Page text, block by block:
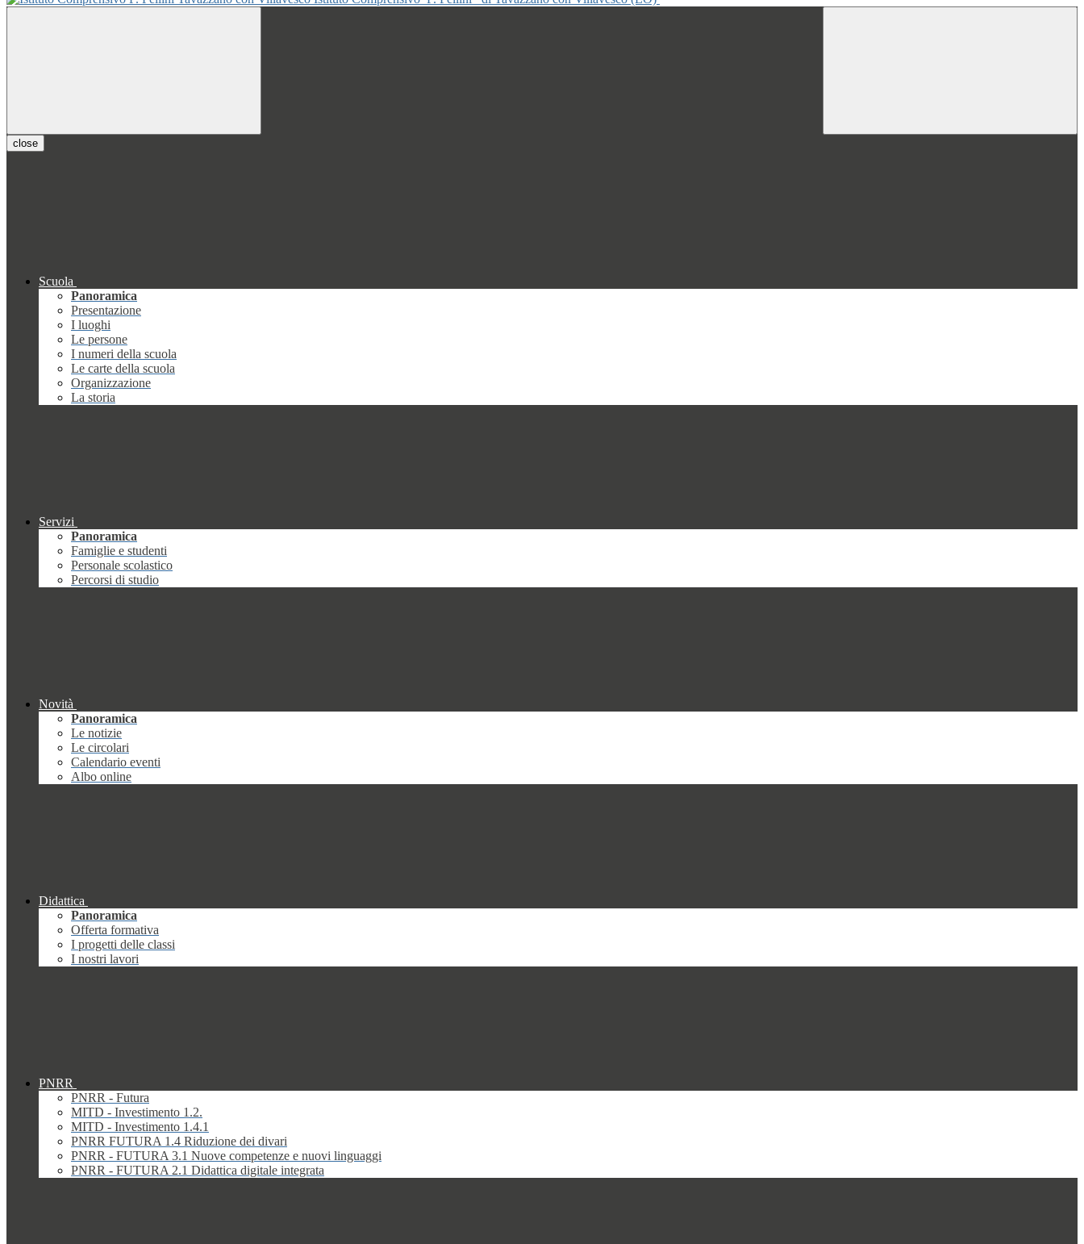
close
Scuola
Panoramica
Presentazione
I luoghi
Le persone
I numeri della scuola
Le carte della scuola
Organizzazione
La storia
Servizi
Panoramica
Famiglie e studenti
Personale scolastico
Percorsi di studio
Novità
Panoramica
Le notizie
Le circolari
Calendario eventi
Albo online
Didattica
Panoramica
Offerta formativa
I progetti delle classi
I nostri lavori
PNRR
PNRR - Futura
MITD - Investimento 1.2.
MITD - Investimento 1.4.1
PNRR FUTURA 1.4 Riduzione dei divari
PNRR - FUTURA 3.1 Nuove competenze e nuovi linguaggi
PNRR - FUTURA 2.1 Didattica digitale integrata